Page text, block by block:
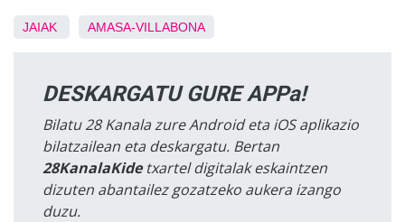
JAIAK AMASA-VILLABONA
DESKARGATU GURE APPa!
Bilatu 28 Kanala zure Android eta iOS aplikazio
bilatzailean eta deskargatu. Bertan
28KanalaKidetxartel digitalak eskaintzen
dizuten abantailez gozatzeko aukera izango
duzu.